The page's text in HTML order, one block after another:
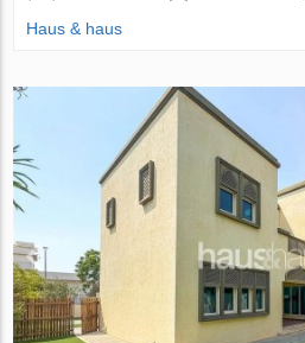
Haus & haus